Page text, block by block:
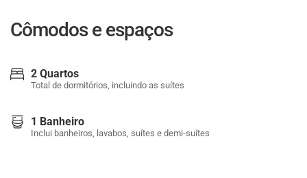
Cômodos e espaços
2 Quartos
Total de dormitórios, incluindo as suítes
1 Banheiro
Inclui banheiros, lavabos, suítes e demi-suítes